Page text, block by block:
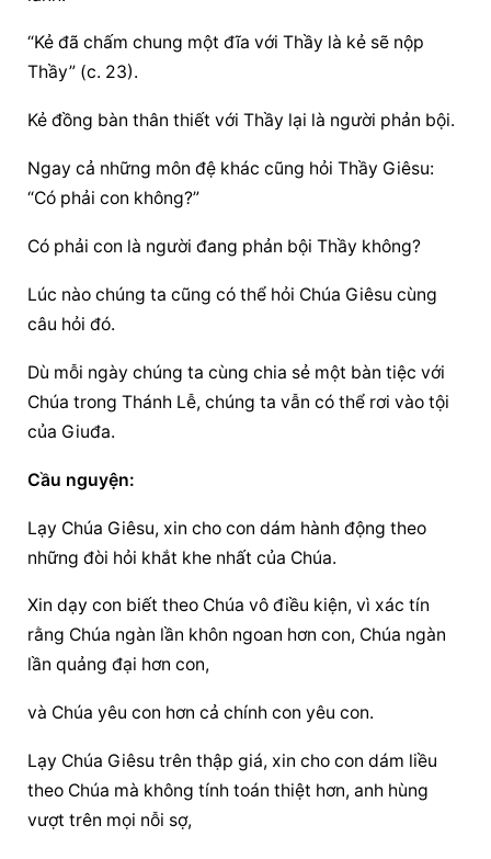
“Kẻ đã chấm chung một đĩa với Thầy là kẻ sẽ nộp
Thầy” (c. 23).
Kẻ đồng bàn thân thiết với Thầy lại là người phản bội.
Ngay cả những môn đệ khác cũng hỏi Thầy Giêsu:
“Có phải con không?”
Có phải con là người đang phản bội Thầy không?
Lúc nào chúng ta cũng có thể hỏi Chúa Giêsu cùng
câu hỏi đó.
Dù mỗi ngày chúng ta cùng chia sẻ một bàn tiệc với
Chúa trong Thánh Lễ, chúng ta vẫn có thể rơi vào tội
của Giuđa.
Cầu nguyện:
Lạy Chúa Giêsu, xin cho con dám hành động theo
những đòi hỏi khắt khe nhất của Chúa.
Xin dạy con biết theo Chúa vô điều kiện, vì xác tín
rằng Chúa ngàn lần khôn ngoan hơn con, Chúa ngàn
lần quảng đại hơn con,
và Chúa yêu con hơn cả chính con yêu con.
Lạy Chúa Giêsu trên thập giá, xin cho con dám liều
theo Chúa mà không tính toán thiệt hơn, anh hùng
vượt trên mọi nỗi sợ,